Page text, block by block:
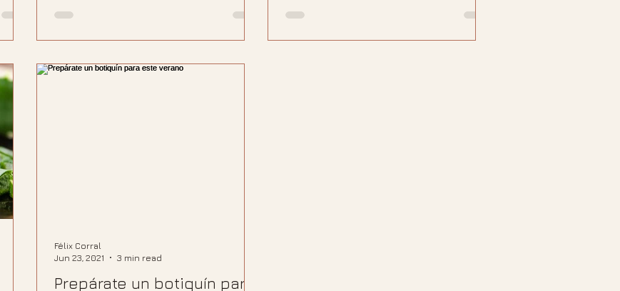
Prepárate un botiquín para
Félix Corral
Jun 23, 2021
3 min read